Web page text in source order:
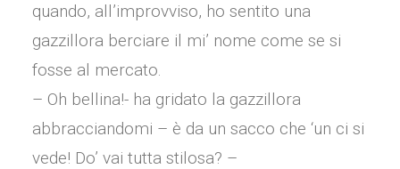
quando, all’improvviso, ho sentito una
gazzillora berciare il mi’ nome come se si
fosse al mercato.
– Oh bellina!- ha gridato la gazzillora
abbracciandomi – è da un sacco che ‘un ci si
vede! Do’ vai tutta stilosa? –